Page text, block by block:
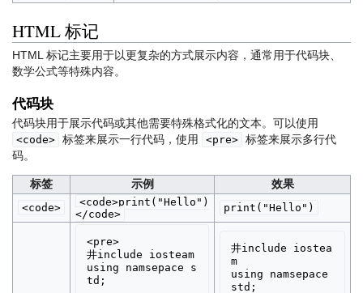
HTML 标记
HTML 标记主要用于以更复杂的方式展示内容，通常用于代码块、
数学公式等特殊内容。
代码块
代码块用于展示代码或其他需要特殊格式化的文本。可以使用
<code> 标签来展示一行代码，使用 <pre> 标签来展示多行代
码。
标签 示例 效果
<code>
<code>print("Hello")
</code>
print("Hello")
<pre>
井include iosteam
using namsepace s
td;
井include iostea
m
using namsepace
std;